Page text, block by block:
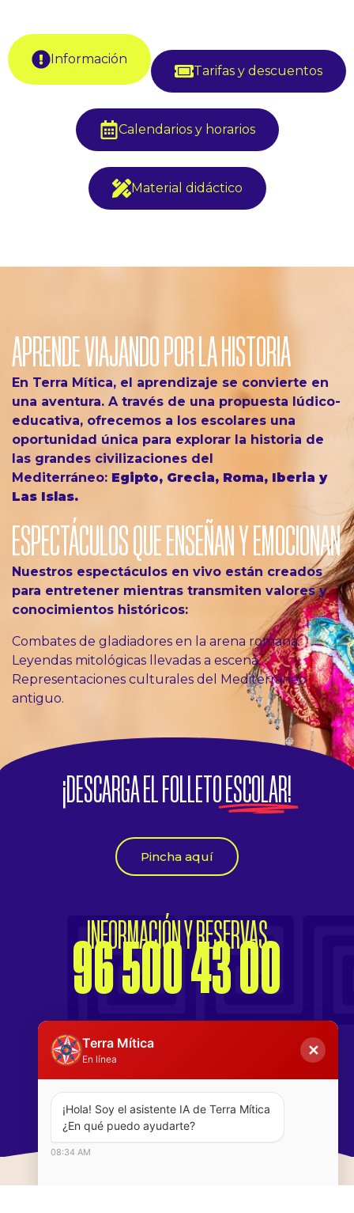
#terramiticapark
Información
Tarifas y descuentos
Calendarios y horarios
Material didáctico
APRENDE VIAJANDO POR LA HISTORIA
En Terra Mítica, el aprendizaje se convierte en
una aventura. A través de una propuesta lúdico-
educativa, ofrecemos a los escolares una
oportunidad única para explorar la historia de
las grandes civilizaciones del
Mediterráneo: Egipto, Grecia, Roma, Iberia y
Las Islas.
ESPECTÁCULOS QUE ENSEÑAN Y EMOCIONAN
Nuestros espectáculos en vivo están creados
para entretener mientras transmiten valores y
conocimientos históricos:
Combates de gladiadores en la arena romana.
Leyendas mitológicas llevadas a escena.
Representaciones culturales del Mediterráneo
antiguo.
¡DESCARGA EL FOLLETOESCOLAR!
Pincha aquí
INFORMACIÓN Y RESERVAS
96 500 43 00
Terra Mítica
En línea
✕
¡Hola! Soy el asistente IA de Terra Mítica
¿En qué puedo ayudarte?
08:34 AM